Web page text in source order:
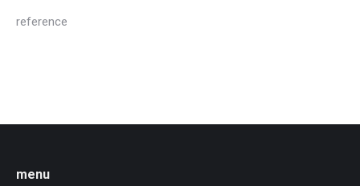
reference
menu